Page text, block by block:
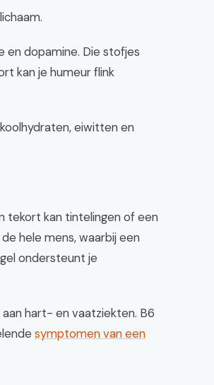
en dopamine. Die stofjes
kan je humeur flink
eiwitten en
tekort kan tintelingen of een
hele mens, waarbij een
ondersteunt je
hart- en vaatziekten. B6
symptomen van een